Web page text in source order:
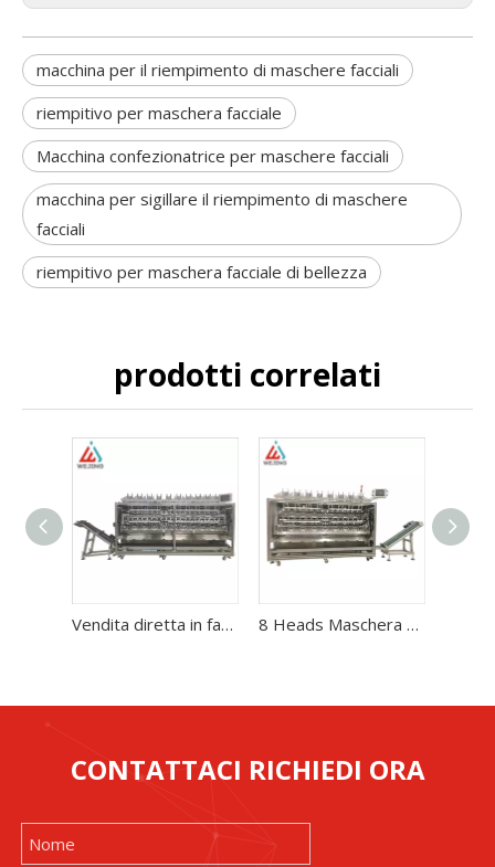
macchina per il riempimento di maschere facciali
riempitivo per maschera facciale
Macchina confezionatrice per maschere facciali
macchina per sigillare il riempimento di maschere
facciali
riempitivo per maschera facciale di bellezza
prodotti correlati
Vendita diretta in fabbrica della macchina imballatrice per il riempimento della maschera facciale di bellezza cosmetica a 10 teste 8 Heads Maschera facciale Riempimento di imballaggio per l'industria cosmetica
CONTATTACI RICHIEDI ORA